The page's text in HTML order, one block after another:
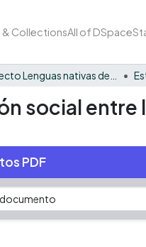
CollectionsAll of DSpace
social
PDF